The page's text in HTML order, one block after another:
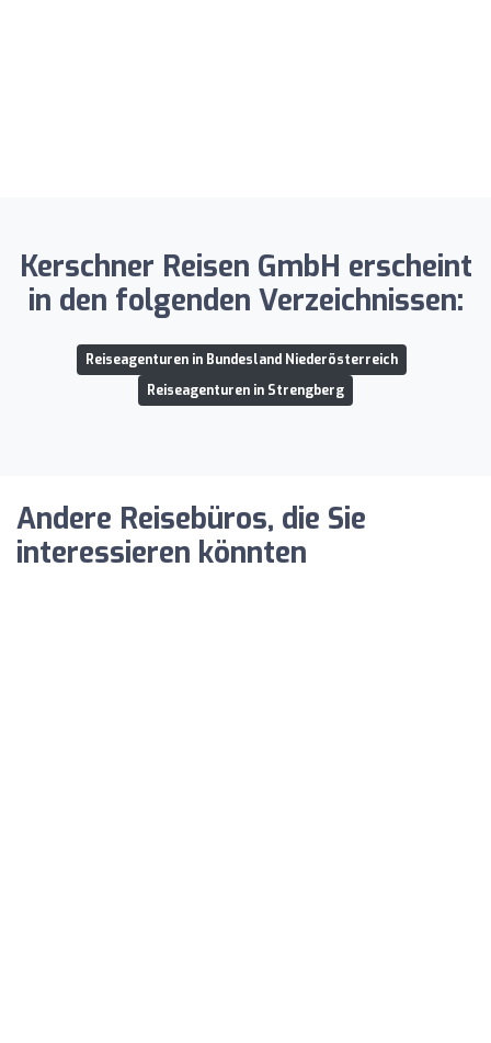
Kerschner Reisen GmbH erscheint
in den folgenden Verzeichnissen:
Reiseagenturen in Bundesland Niederösterreich
Reiseagenturen in Strengberg
Andere Reisebüros, die Sie
interessieren könnten